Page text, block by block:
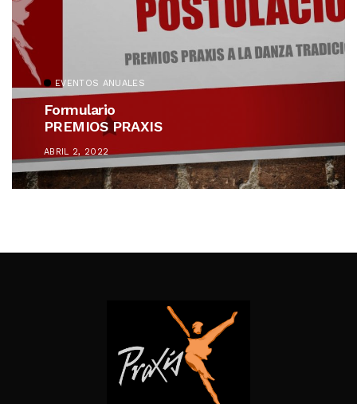
EVENTOS ANUALES
Formulario
PREMIOS PRAXIS
ABRIL 2, 2022
Follow Me